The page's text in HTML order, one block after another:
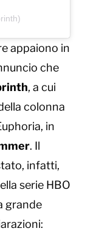
appaiono in
che
, a cui
colonna
in
. Il
infatti,
serie HBO
grande